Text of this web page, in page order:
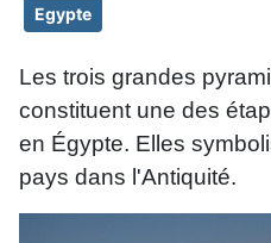
Egypte
Les trois grandes
constituent une des
en Égypte. Elles
pays dans l'Antiquité.